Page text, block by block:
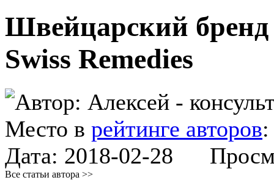
Швейцарский
Swiss Remedies
Автор: Алексей -
Место в рейтинге авторов
Дата: 2018-02-28
Все статьи автора >>